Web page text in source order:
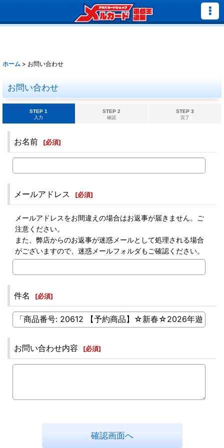
ホーム > お問い合わせ
お問い合わせ
STEP 1
入力
STEP 2
確認
STEP 3
完了
お名前 [必須]
メールアドレス [必須]
メールアドレスをお間違えの場合はお返事が届きません。ご
注意ください。
また、弊店からのお返事が迷惑メールとして処理される場合
がございますので、迷惑メールフォルダもご確認ください。
件名 [必須]
お問い合わせ内容 [必須]
確認画面へ